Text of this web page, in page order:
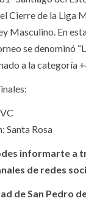
Cierre de la Liga
Masculino. En
se denominó
a la categoría
Santa Rosa
informarte a
de redes
de San Pedro